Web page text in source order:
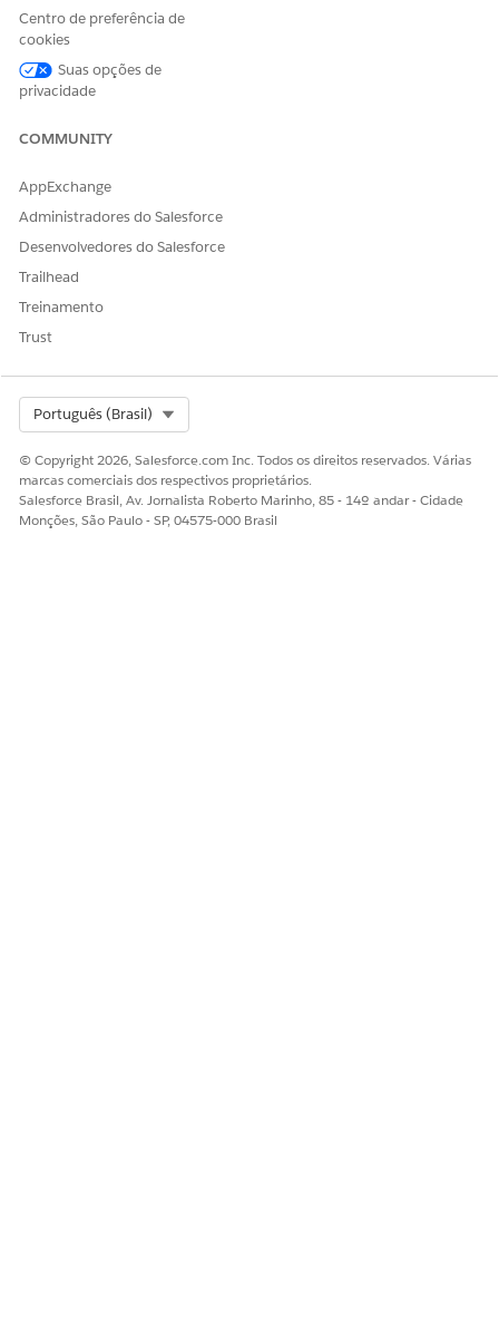
trabalho de processamento.
Centro de preferência de
cookies
Suas opções de
privacidade
COMMUNITY
AppExchange
Administradores do Salesforce
Desenvolvedores do Salesforce
Trailhead
Treinamento
Trust
Português (Brasil)
© Copyright 2026, Salesforce.com Inc. Todos os direitos reservados. Várias
marcas comerciais dos respectivos proprietários.
Salesforce Brasil, Av. Jornalista Roberto Marinho, 85 - 14º andar - Cidade
Monções, São Paulo - SP, 04575-000 Brasil